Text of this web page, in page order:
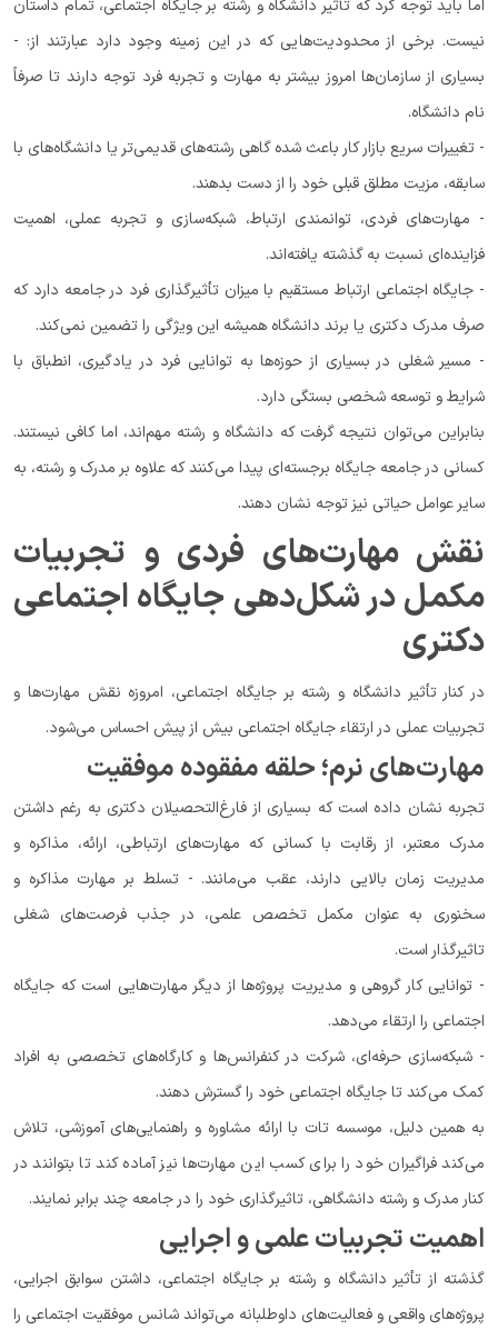
اما باید توجه کرد که تأثیر دانشگاه و رشته بر جایگاه اجتماعی، تمام داستان
نیست. برخی از محدودیت‌هایی که در این زمینه وجود دارد عبارتند از: -
بسیاری از سازمان‌ها امروز بیشتر به مهارت و تجربه فرد توجه دارند تا صرفاً
نام دانشگاه.
- تغییرات سریع بازار کار باعث شده گاهی رشته‌های قدیمی‌تر یا دانشگاه‌های با
سابقه، مزیت مطلق قبلی خود را از دست بدهند.
- مهارت‌های فردی، توانمندی ارتباط، شبکه‌سازی و تجربه عملی، اهمیت
فزاینده‌ای نسبت به گذشته یافته‌اند.
- جایگاه اجتماعی ارتباط مستقیم با میزان تأثیرگذاری فرد در جامعه دارد که
صرف مدرک دکتری یا برند دانشگاه همیشه این ویژگی را تضمین نمی‌کند.
- مسیر شغلی در بسیاری از حوزه‌ها به توانایی فرد در یادگیری، انطباق با
شرایط و توسعه شخصی بستگی دارد.
بنابراین می‌توان نتیجه گرفت که دانشگاه و رشته مهم‌اند، اما کافی نیستند.
کسانی در جامعه جایگاه برجسته‌ای پیدا می‌کنند که علاوه بر مدرک و رشته، به
سایر عوامل حیاتی نیز توجه نشان دهند.
نقش مهارت‌های فردی و تجربیات
مکمل در شکل‌دهی جایگاه اجتماعی
دکتری
در کنار تأثیر دانشگاه و رشته بر جایگاه اجتماعی، امروزه نقش مهارت‌ها و
تجربیات عملی در ارتقاء جایگاه اجتماعی بیش از پیش احساس می‌شود.
مهارت‌های نرم؛ حلقه مفقوده موفقیت
تجربه نشان داده است که بسیاری از فارغ‌التحصیلان دکتری به رغم داشتن
مدرک معتبر، از رقابت با کسانی که مهارت‌های ارتباطی، ارائه، مذاکره و
مدیریت زمان بالایی دارند، عقب می‌مانند. - تسلط بر مهارت مذاکره و
سخنوری به عنوان مکمل تخصص علمی، در جذب فرصت‌های شغلی
تاثیرگذار است.
- توانایی کار گروهی و مدیریت پروژه‌ها از دیگر مهارت‌هایی است که جایگاه
اجتماعی را ارتقاء می‌دهد.
- شبکه‌سازی حرفه‌ای، شرکت در کنفرانس‌ها و کارگاه‌های تخصصی به افراد
کمک می‌کند تا جایگاه اجتماعی خود را گسترش دهند.
به همین دلیل، موسسه تات با ارائه مشاوره و راهنمایی‌های آموزشی، تلاش
می‌کند فراگیران خود را برای کسب این مهارت‌ها نیز آماده کند تا بتوانند در
کنار مدرک و رشته دانشگاهی، تاثیرگذاری خود را در جامعه چند برابر نمایند.
اهمیت تجربیات علمی و اجرایی
گذشته از تأثیر دانشگاه و رشته بر جایگاه اجتماعی، داشتن سوابق اجرایی،
پروژه‌های واقعی و فعالیت‌های داوطلبانه می‌تواند شانس موفقیت اجتماعی را